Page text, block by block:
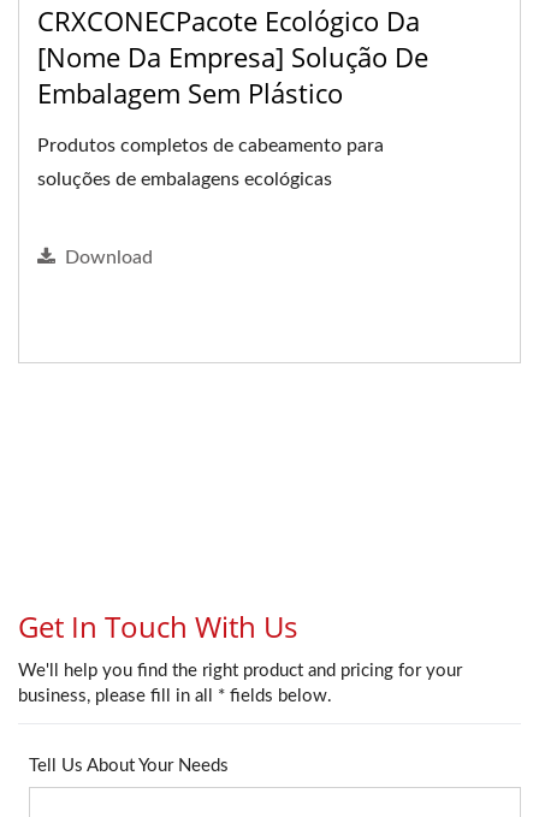
CRXCONECPacote Ecológico Da
[nome Da Empresa] Solução De
Embalagem Sem Plástico
Produtos completos de cabeamento para
soluções de embalagens ecológicas
Download